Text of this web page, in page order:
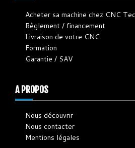
Acheter sa machine chez CNC
Règlement / financement
Livraison de votre CNC
Formation
Garantie / SAV
A PROPOS
Nous découvrir
Nous contacter
Mentions légales